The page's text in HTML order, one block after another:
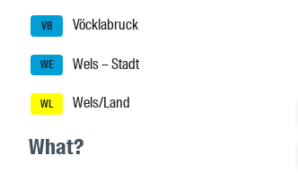
VB Vöcklabruck
WE Wels – Stadt
WL Wels/Land
What?